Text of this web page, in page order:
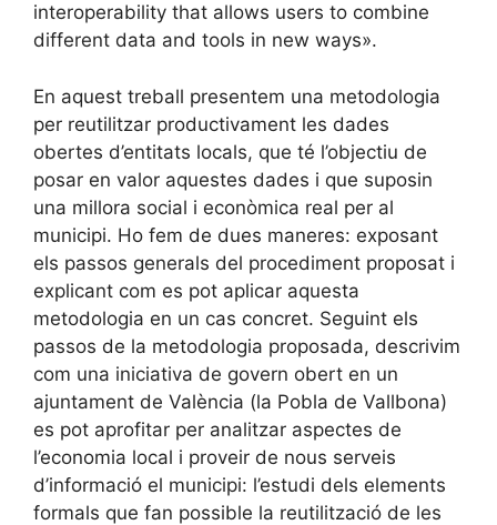
interoperability that allows users to combine
different data and tools in new ways».
En aquest treball presentem una metodologia
per reutilitzar productivament les dades
obertes d’entitats locals, que té l’objectiu de
posar en valor aquestes dades i que suposin
una millora social i econòmica real per al
municipi. Ho fem de dues maneres: exposant
els passos generals del procediment proposat i
explicant com es pot aplicar aquesta
metodologia en un cas concret. Seguint els
passos de la metodologia proposada, descrivim
com una iniciativa de govern obert en un
ajuntament de València (la Pobla de Vallbona)
es pot aprofitar per analitzar aspectes de
l’economia local i proveir de nous serveis
d’informació el municipi: l’estudi dels elements
formals que fan possible la reutilització de les